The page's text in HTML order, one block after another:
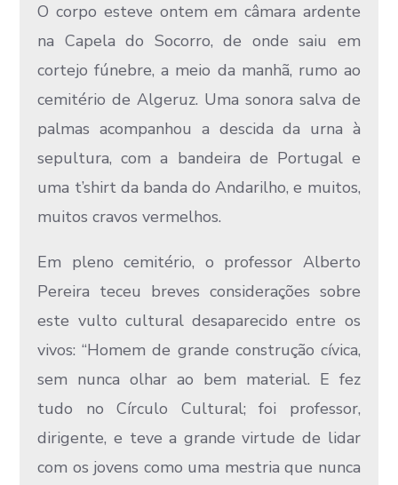
O corpo esteve ontem em câmara ardente
na Capela do Socorro, de onde saiu em
cortejo fúnebre, a meio da manhã, rumo ao
cemitério de Algeruz. Uma sonora salva de
palmas acompanhou a descida da urna à
sepultura, com a bandeira de Portugal e
uma t’shirt da banda do Andarilho, e muitos,
muitos cravos vermelhos.
Em pleno cemitério, o professor Alberto
Pereira teceu breves considerações sobre
este vulto cultural desaparecido entre os
vivos: “Homem de grande construção cívica,
sem nunca olhar ao bem material. E fez
tudo no Círculo Cultural; foi professor,
dirigente, e teve a grande virtude de lidar
com os jovens como uma mestria que nunca